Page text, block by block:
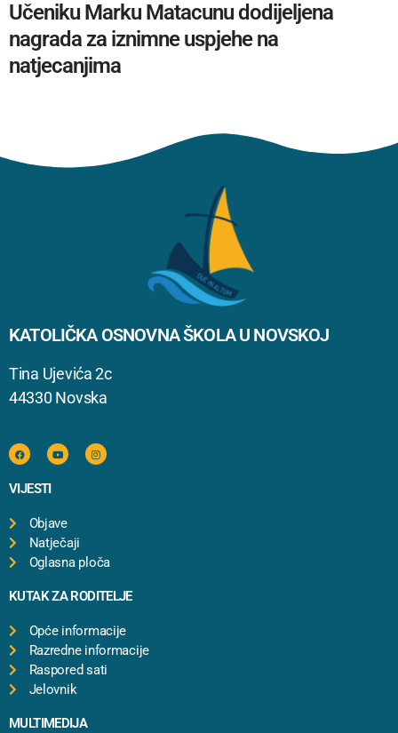
Učeniku Marku Matacunu dodijeljena
nagrada za iznimne uspjehe na
natjecanjima
KATOLIČKA OSNOVNA ŠKOLA U NOVSKOJ
Tina Ujevića 2c
44330 Novska
VIJESTI
Objave
Natječaji
Oglasna ploča
KUTAK ZA RODITELJE
Opće informacije
Razredne informacije
Raspored sati
Jelovnik
MULTIMEDIJA